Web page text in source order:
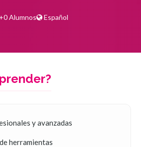
+0 Alumnos Español
y avanzadas
herramientas